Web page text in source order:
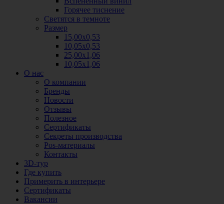
Горячее тиснение
Светятся в темноте
Размер
15,00х0,53
10,05х0,53
25,00х1,06
10,05х1,06
О нас
О компании
Бренды
Новости
Отзывы
Полезное
Сертификаты
Секреты производства
Pos-материалы
Контакты
3D-тур
Где купить
Примерить в интерьере
Сертификаты
Вакансии